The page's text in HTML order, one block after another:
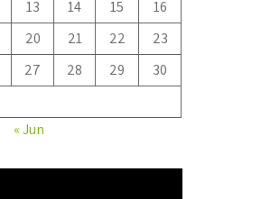
13 14 15
16
20 21 22
23
27 28 29
30
« Jun